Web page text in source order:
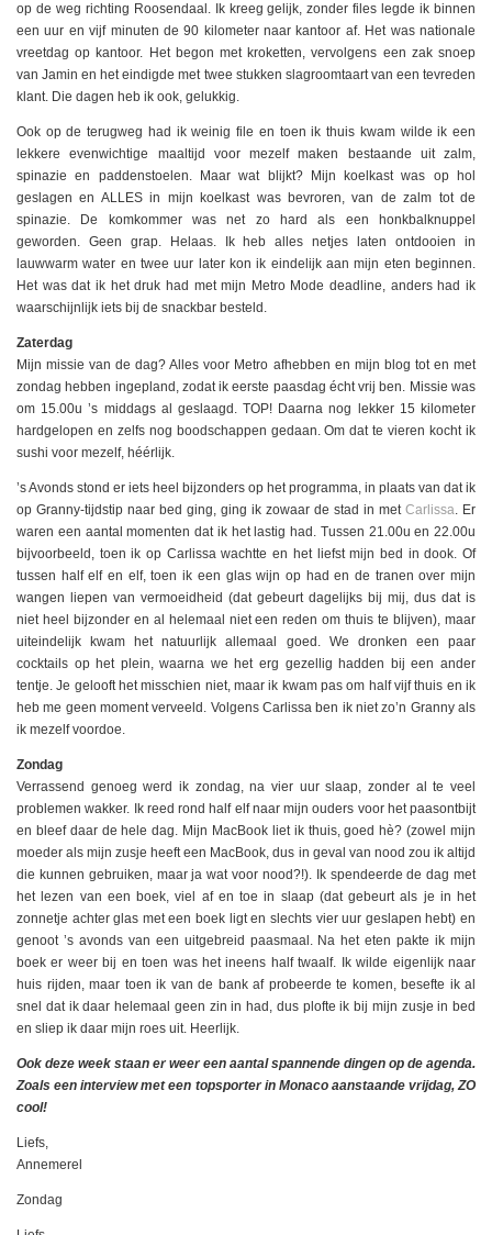
op de weg richting Roosendaal. Ik kreeg gelijk, zonder files legde ik binnen
een uur en vijf minuten de 90 kilometer naar kantoor af. Het was nationale
vreetdag op kantoor. Het begon met kroketten, vervolgens een zak snoep
van Jamin en het eindigde met twee stukken slagroomtaart van een tevreden
klant. Die dagen heb ik ook, gelukkig.
Ook op de terugweg had ik weinig file en toen ik thuis kwam wilde ik een
lekkere evenwichtige maaltijd voor mezelf maken bestaande uit zalm,
spinazie en paddenstoelen. Maar wat blijkt? Mijn koelkast was op hol
geslagen en ALLES in mijn koelkast was bevroren, van de zalm tot de
spinazie. De komkommer was net zo hard als een honkbalknuppel
geworden. Geen grap. Helaas. Ik heb alles netjes laten ontdooien in
lauwwarm water en twee uur later kon ik eindelijk aan mijn eten beginnen.
Het was dat ik het druk had met mijn Metro Mode deadline, anders had ik
waarschijnlijk iets bij de snackbar besteld.
Zaterdag
Mijn missie van de dag? Alles voor Metro afhebben en mijn blog tot en met
zondag hebben ingepland, zodat ik eerste paasdag écht vrij ben. Missie was
om 15.00u ’s middags al geslaagd. TOP! Daarna nog lekker 15 kilometer
hardgelopen en zelfs nog boodschappen gedaan. Om dat te vieren kocht ik
sushi voor mezelf, héérlijk.
’s Avonds stond er iets heel bijzonders op het programma, in plaats van dat ik
op Granny-tijdstip naar bed ging, ging ik zowaar de stad in met Carlissa. Er
waren een aantal momenten dat ik het lastig had. Tussen 21.00u en 22.00u
bijvoorbeeld, toen ik op Carlissa wachtte en het liefst mijn bed in dook. Of
tussen half elf en elf, toen ik een glas wijn op had en de tranen over mijn
wangen liepen van vermoeidheid (dat gebeurt dagelijks bij mij, dus dat is
niet heel bijzonder en al helemaal niet een reden om thuis te blijven), maar
uiteindelijk kwam het natuurlijk allemaal goed. We dronken een paar
cocktails op het plein, waarna we het erg gezellig hadden bij een ander
tentje. Je gelooft het misschien niet, maar ik kwam pas om half vijf thuis en ik
heb me geen moment verveeld. Volgens Carlissa ben ik niet zo’n Granny als
ik mezelf voordoe.
Zondag
Verrassend genoeg werd ik zondag, na vier uur slaap, zonder al te veel
problemen wakker. Ik reed rond half elf naar mijn ouders voor het paasontbijt
en bleef daar de hele dag. Mijn MacBook liet ik thuis, goed hè? (zowel mijn
moeder als mijn zusje heeft een MacBook, dus in geval van nood zou ik altijd
die kunnen gebruiken, maar ja wat voor nood?!). Ik spendeerde de dag met
het lezen van een boek, viel af en toe in slaap (dat gebeurt als je in het
zonnetje achter glas met een boek ligt en slechts vier uur geslapen hebt) en
genoot ’s avonds van een uitgebreid paasmaal. Na het eten pakte ik mijn
boek er weer bij en toen was het ineens half twaalf. Ik wilde eigenlijk naar
huis rijden, maar toen ik van de bank af probeerde te komen, besefte ik al
snel dat ik daar helemaal geen zin in had, dus plofte ik bij mijn zusje in bed
en sliep ik daar mijn roes uit. Heerlijk.
Ook deze week staan er weer een aantal spannende dingen op de agenda.
Zoals een interview met een topsporter in Monaco aanstaande vrijdag, ZO
cool!
Liefs,
Annemerel
Zondag